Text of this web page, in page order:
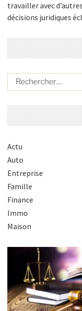
travailler avec
décisions juridiques
Actu
Auto
Entreprise
Famille
Finance
Immo
Maison